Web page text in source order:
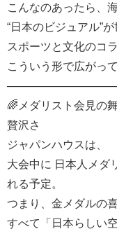
こんなのあったら、
“日本のビジュアル”
スポーツと文化のコ
こういう形で広がっ
🌈メダリスト会見の
贅沢さ
ジャパンハウスは、
大会中に 日本人メダ
れる予定。
つまり、金メダルの
すべて「日本らしい